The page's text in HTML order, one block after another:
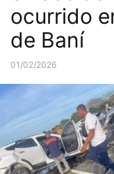
ocurrido
de Baní
01/02/2026